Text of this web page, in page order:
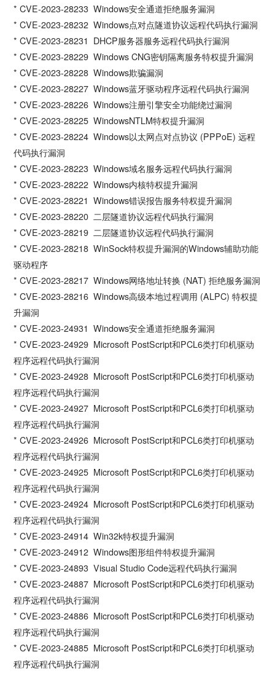
* CVE-2023-28233 Windows安全通道拒绝服务漏洞
* CVE-2023-28232 Windows点对点隧道协议远程代码执行漏洞
* CVE-2023-28231 DHCP服务器服务远程代码执行漏洞
* CVE-2023-28229 Windows CNG密钥隔离服务特权提升漏洞
* CVE-2023-28228 Windows欺骗漏洞
* CVE-2023-28227 Windows蓝牙驱动程序远程代码执行漏洞
* CVE-2023-28226 Windows注册引擎安全功能绕过漏洞
* CVE-2023-28225 WindowsNTLM特权提升漏洞
* CVE-2023-28224 Windows以太网点对点协议 (PPPoE) 远程
代码执行漏洞
* CVE-2023-28223 Windows域名服务远程代码执行漏洞
* CVE-2023-28222 Windows内核特权提升漏洞
* CVE-2023-28221 Windows错误报告服务特权提升漏洞
* CVE-2023-28220 二层隧道协议远程代码执行漏洞
* CVE-2023-28219 二层隧道协议远程代码执行漏洞
* CVE-2023-28218 WinSock特权提升漏洞的Windows辅助功能
驱动程序
* CVE-2023-28217 Windows网络地址转换 (NAT) 拒绝服务漏洞
* CVE-2023-28216 Windows高级本地过程调用 (ALPC) 特权提
升漏洞
* CVE-2023-24931 Windows安全通道拒绝服务漏洞
* CVE-2023-24929 Microsoft PostScript和PCL6类打印机驱动
程序远程代码执行漏洞
* CVE-2023-24928 Microsoft PostScript和PCL6类打印机驱动
程序远程代码执行漏洞
* CVE-2023-24927 Microsoft PostScript和PCL6类打印机驱动
程序远程代码执行漏洞
* CVE-2023-24926 Microsoft PostScript和PCL6类打印机驱动
程序远程代码执行漏洞
* CVE-2023-24925 Microsoft PostScript和PCL6类打印机驱动
程序远程代码执行漏洞
* CVE-2023-24924 Microsoft PostScript和PCL6类打印机驱动
程序远程代码执行漏洞
* CVE-2023-24914 Win32k特权提升漏洞
* CVE-2023-24912 Windows图形组件特权提升漏洞
* CVE-2023-24893 Visual Studio Code远程代码执行漏洞
* CVE-2023-24887 Microsoft PostScript和PCL6类打印机驱动
程序远程代码执行漏洞
* CVE-2023-24886 Microsoft PostScript和PCL6类打印机驱动
程序远程代码执行漏洞
* CVE-2023-24885 Microsoft PostScript和PCL6类打印机驱动
程序远程代码执行漏洞